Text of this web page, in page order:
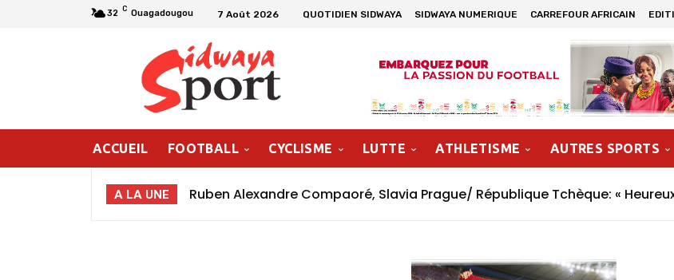
32 C Ouagadougou 7 Août 2026 QUOTIDIEN SIDWAYA SIDWAYA NUMERIQUE CARREFOUR AFRICAIN
ACCUEIL FOOTBALL CYCLISME LUTTE ATHLETISME AUTRES SPORTS
A LA UNE
Ruben Alexandre Compaoré, Slavia Prague/ République Tchèque: «